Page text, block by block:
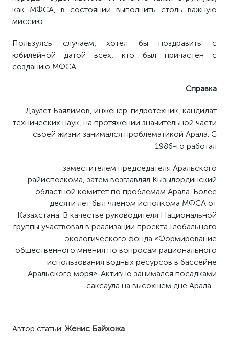
как МФСА, в состоянии выполнить столь важную
миссию.
Пользуясь случаем, хотел бы поздравить с
юбилейной датой всех, кто был причастен с
созданию МФСА.
Справка
Даулет Баялимов, инженер-гидротехник, кандидат
технических наук, на протяжении значительной части
своей жизни занимался проблематикой Арала. С
1986-го работал
заместителем председателя Аральского
райисполкома, затем возглавлял Кызылординский
областной комитет по проблемам Арала. Более
десяти лет был членом исполкома МФСА от
Казахстана. В качестве руководителя Национальной
группы участвовал в реализации проекта Глобального
экологического фонда «Формирование
общественного мнения по вопросам рационального
использования водных ресурсов в бассейне
Аральского моря». Активно занимался посадками
саксаула на высохшем дне Арала…
Автор статьи:Женис Байхожа